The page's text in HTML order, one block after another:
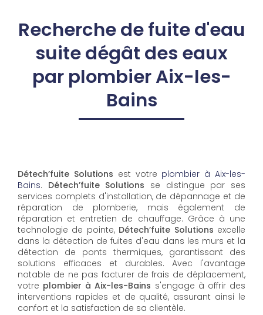
Recherche de fuite d'eau
suite dégât des eaux
par plombier Aix-les-
Bains
Détech’fuite Solutions est votre plombier à Aix-les-
Bains. Détech’fuite Solutions se distingue par ses
services complets d'installation, de dépannage et de
réparation de plomberie, mais également de
réparation et entretien de chauffage. Grâce à une
technologie de pointe, Détech’fuite Solutions excelle
dans la détection de fuites d'eau dans les murs et la
détection de ponts thermiques, garantissant des
solutions efficaces et durables. Avec l'avantage
notable de ne pas facturer de frais de déplacement,
votre plombier à Aix-les-Bains s'engage à offrir des
interventions rapides et de qualité, assurant ainsi le
confort et la satisfaction de sa clientèle.